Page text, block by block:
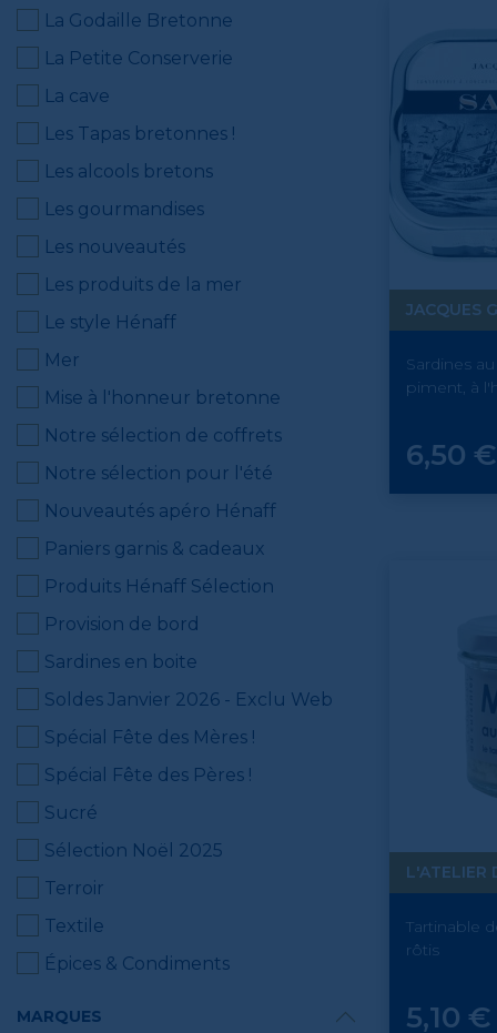
La Godaille Bretonne
La Petite Conserverie
La cave
Les Tapas bretonnes !
Les alcools bretons
Les gourmandises
Les nouveautés
Les produits de la mer
Le style Hénaff
Mer
Mise à l'honneur bretonne
Notre sélection de coffrets
Notre sélection pour l'été
Nouveautés apéro Hénaff
Paniers garnis & cadeaux
Produits Hénaff Sélection
Provision de bord
Sardines en boite
Soldes Janvier 2026 - Exclu Web
Spécial Fête des Mères !
Spécial Fête des Pères !
Sucré
Sélection Noël 2025
Terroir
Textile
Épices & Condiments
MARQUES
JACQUES
Sardines
piment, à
Prix
6,50 €
L'ATELIER
Tartinable
rôtis
Prix
5,10 €